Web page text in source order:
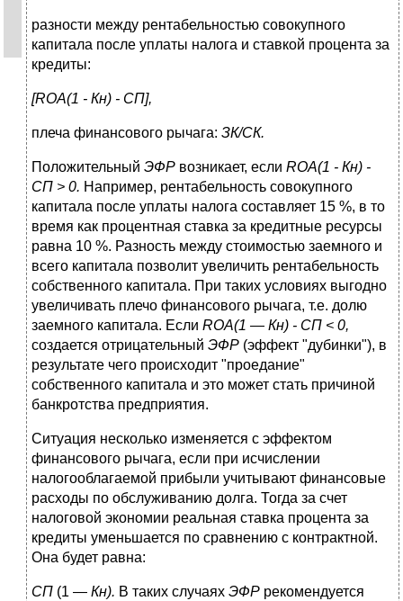
разности между рентабельностью совокупного
капитала после уплаты налога и ставкой процента за
кредиты:
[ROA(1 - Кн) - СП],
плеча финансового рычага: ЗК/СК.
Положительный ЭФР возникает, если ROA(1 - Кн) -
СП > 0. Например, рентабельность совокупного
капитала после уплаты налога составляет 15 %, в то
время как процентная ставка за кредитные ресурсы
равна 10 %. Разность между стоимостью заемного и
всего капитала позволит увеличить рентабельность
собственного капитала. При таких условиях выгодно
увеличивать плечо финансового рычага, т.е. долю
заемного капитала. Если ROA(1 — Кн) - СП < 0,
создается отрицательный ЭФР (эффект "дубинки"), в
результате чего происходит "проедание"
собственного капитала и это может стать причиной
банкротства предприятия.
Ситуация несколько изменяется с эффектом
финансового рычага, если при исчислении
налогооблагаемой прибыли учитывают финансовые
расходы по обслуживанию долга. Тогда за счет
налоговой экономии реальная ставка процента за
кредиты уменьшается по сравнению с контрактной.
Она будет равна:
СП (1 — Кн). В таких случаях ЭФР рекомендуется